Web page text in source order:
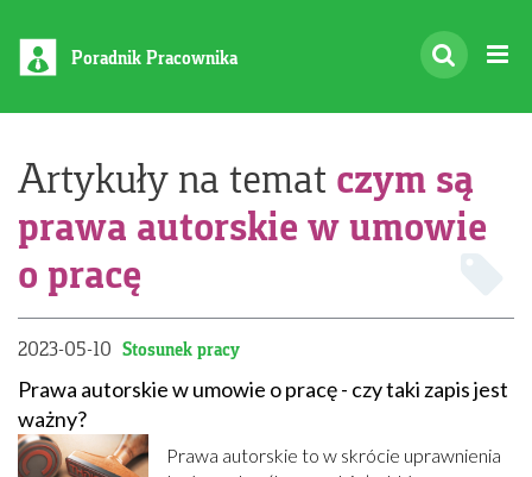
Poradnik Pracownika
Artykuły na temat czym są
prawa autorskie w umowie
o pracę
2023-05-10 Stosunek pracy
Prawa autorskie w umowie o pracę - czy taki zapis jest
ważny?
Prawa autorskie to w skrócie uprawnienia